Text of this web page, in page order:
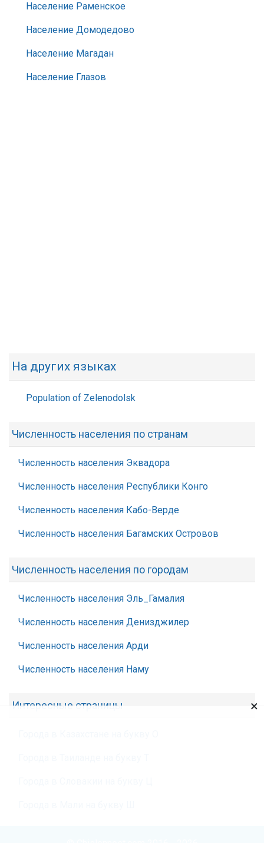
Население Раменское
Население Домодедово
Население Магадан
Население Глазов
На других языках
Population of Zelenodolsk
Численность населения по странам
Численность населения Эквадора
Численность населения Республики Конго
Численность населения Кабо-Верде
Численность населения Багамских Островов
Численность населения по городам
Численность населения Эль_Гамалия
Численность населения Денизджилер
Численность населения Арди
Численность населения Наму
Интересные страницы ×